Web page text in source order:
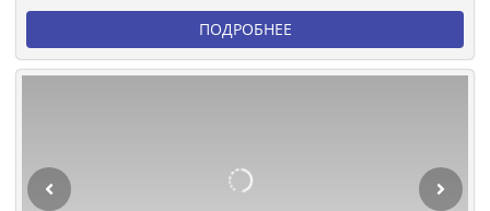
ПОДРОБНЕЕ